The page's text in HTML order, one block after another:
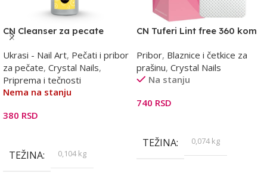
CN Cleanser za pecate
100ml -limun
Ukrasi - Nail Art, Pečati i pribor
za pečate, Crystal Nails,
Priprema i tečnosti
Nema na stanju
380 RSD
TEŽINA 0,104 kg
CN Tuferi Lint free 360 kom
Pribor, Blaznice i četkice za
prašinu, Crystal Nails
Na stanju
740 RSD
TEŽINA 0,074 kg